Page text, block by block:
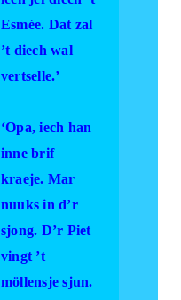
Esmée. Dat zal
’t diech wal
vertselle.’
‘Opa, iech han
inne brif
kraeje. Mar
nuuks in d’r
sjong. D’r Piet
vingt ’t
möllensje sjun.